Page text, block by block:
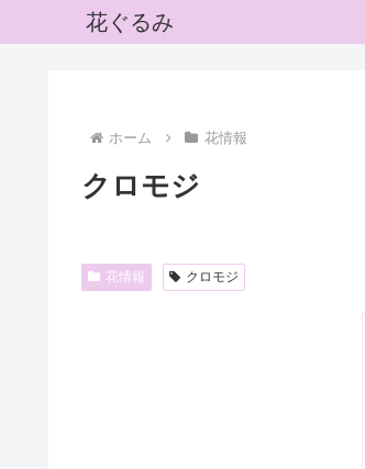
花ぐるみ
ホーム 花情報
クロモジ
花情報 クロモジ